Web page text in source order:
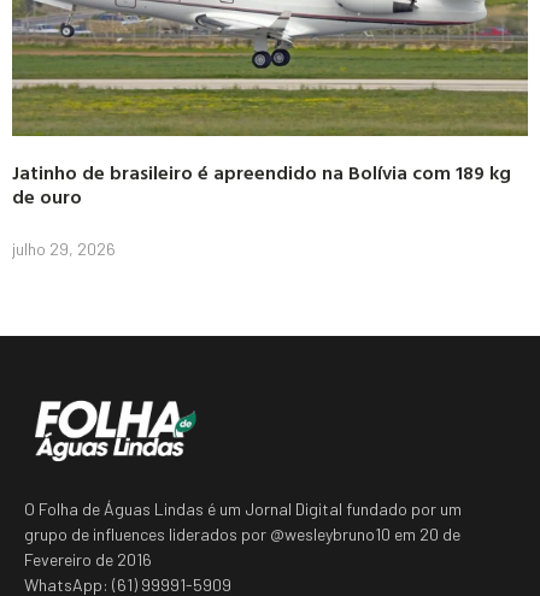
Jatinho de brasileiro é apreendido na Bolívia com 189 kg
de ouro
julho 29, 2026
O Folha de Águas Lindas é um Jornal Digital fundado por um
grupo de influences liderados por @wesleybruno10 em 20 de
Fevereiro de 2016
WhatsApp: (61) 99991-5909